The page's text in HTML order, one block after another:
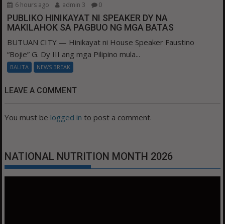
6 hours ago admin 3 0
PUBLIKO HINIKAYAT NI SPEAKER DY NA
MAKILAHOK SA PAGBUO NG MGA BATAS
BUTUAN CITY — Hinikayat ni House Speaker Faustino
“Bojie” G. Dy III ang mga Pilipino mula...
BALITA NEWS BREAK
LEAVE A COMMENT
You must be logged in to post a comment.
NATIONAL NUTRITION MONTH 2026